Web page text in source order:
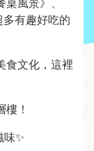
風景》、
多有趣好吃的
食文化，這裡
！
✨